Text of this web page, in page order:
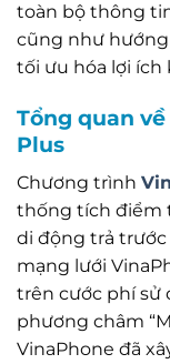
toàn bộ thông
cũng như
tối ưu hóa lợi ích
Tổng quan
Plus
Chương trình
thống tích điểm
di động trả
mạng lưới
trên cước phí sử
phương châm
VinaPhone đã